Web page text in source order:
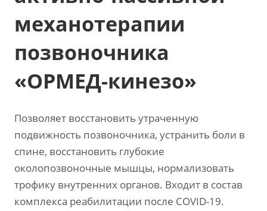
механотерапии
позвоночника
«ОРМЕД-кинезо»
Позволяет восстановить утраченную
подвижность позвоночника, устранить боли в
спине, восстановить глубокие
околопозвоночные мышцы, нормализовать
трофику внутренних органов. Входит в состав
комплекса реабилитации после COVID-19.